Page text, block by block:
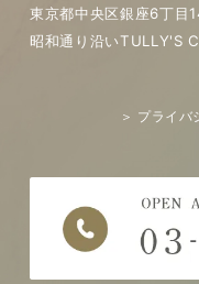
東京都中央区銀座6丁目
昭和通り沿いTULLY'S
＞ プライ